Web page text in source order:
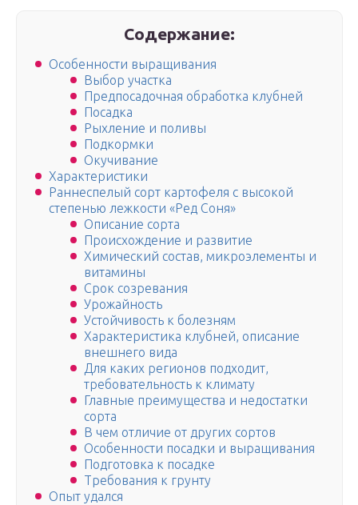
Содержание:
Особенности выращивания
Выбор участка
Предпосадочная обработка клубней
Посадка
Рыхление и поливы
Подкормки
Окучивание
Характеристики
Раннеспелый сорт картофеля с высокой
степенью лежкости «Ред Соня»
Описание сорта
Происхождение и развитие
Химический состав, микроэлементы и
витамины
Срок созревания
Урожайность
Устойчивость к болезням
Характеристика клубней, описание
внешнего вида
Для каких регионов подходит,
требовательность к климату
Главные преимущества и недостатки
сорта
В чем отличие от других сортов
Особенности посадки и выращивания
Подготовка к посадке
Требования к грунту
Опыт удался